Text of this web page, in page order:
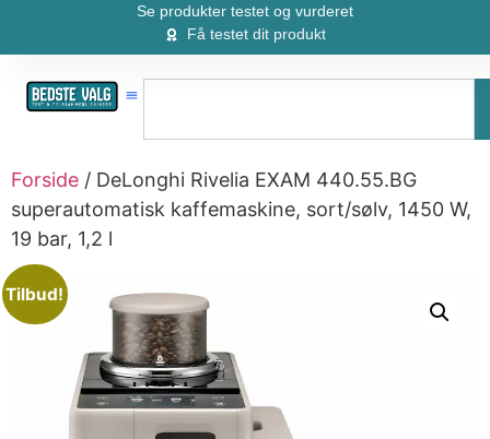
Se produkter testet og vurderet
Få testet dit produkt
Forside / DeLonghi Rivelia EXAM 440.55.BG
superautomatisk kaffemaskine, sort/sølv, 1450 W,
19 bar, 1,2 l
Tilbud!